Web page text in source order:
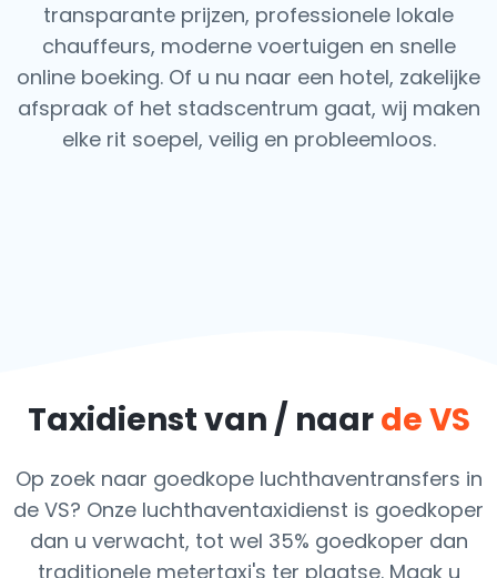
transparante prijzen, professionele lokale
chauffeurs, moderne voertuigen en snelle
online boeking. Of u nu naar een hotel, zakelijke
afspraak of het stadscentrum gaat, wij maken
elke rit soepel, veilig en probleemloos.
Taxidienst van / naarde VS
Op zoek naar goedkope luchthaventransfers in
de VS? Onze luchthaventaxidienst is goedkoper
dan u verwacht, tot wel 35% goedkoper dan
traditionele metertaxi's ter plaatse. Maak u